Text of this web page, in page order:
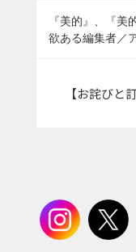
『美的』、『美
欲ある編集者／
【お詫びと